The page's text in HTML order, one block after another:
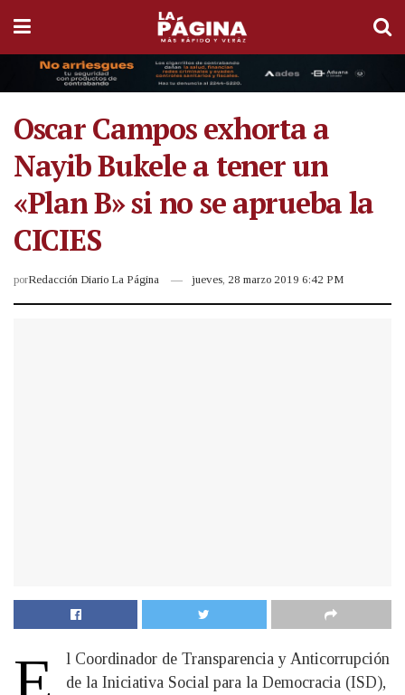
Oscar Campos exhorta a
Nayib Bukele a tener un
«Plan B» si no se aprueba la
CICIES
porRedacción Diario La Página jueves, 28 marzo 2019 6:42 PM
l Coordinador de Transparencia y Anticorrupción
de la Iniciativa Social para la Democracia (ISD),